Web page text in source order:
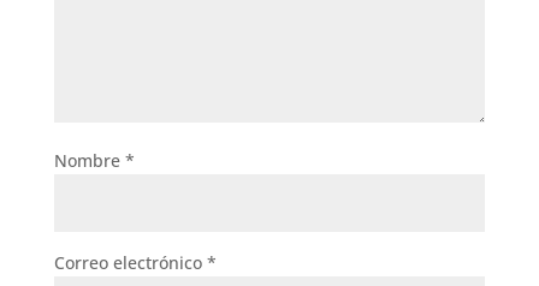
Nombre *
Correo electrónico *